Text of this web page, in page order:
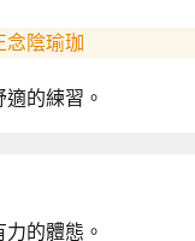
念陰瑜珈
的練習。
的體態。